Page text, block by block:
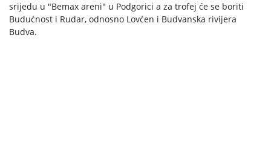
srijedu u "Bemax areni" u Podgorici a za trofej će se boriti
Budućnost i Rudar, odnosno Lovćen i Budvanska rivijera
Budva.